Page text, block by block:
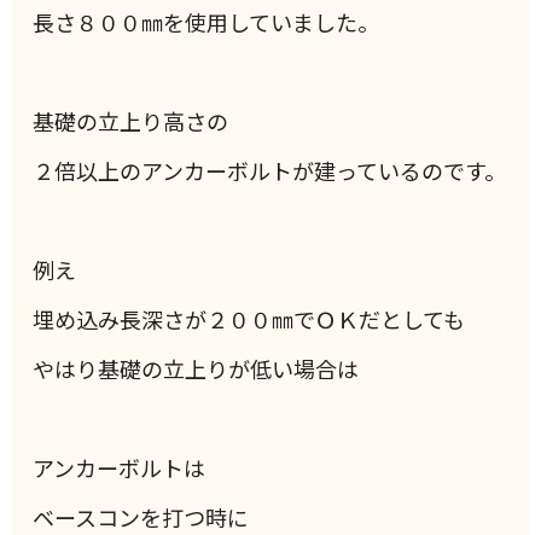
長さ８００㎜を使用していました。
基礎の立上り高さの
２倍以上のアンカーボルトが建っているのです。
例え
埋め込み長深さが２００㎜でＯＫだとしても
やはり基礎の立上りが低い場合は
アンカーボルトは
ベースコンを打つ時に